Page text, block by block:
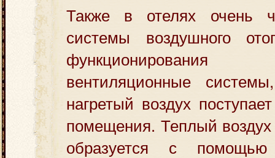
Также в отелях очень
системы воздушного
функционирования
вентиляционные
нагретый воздух
помещения. Теплый воздух
образуется с помощью